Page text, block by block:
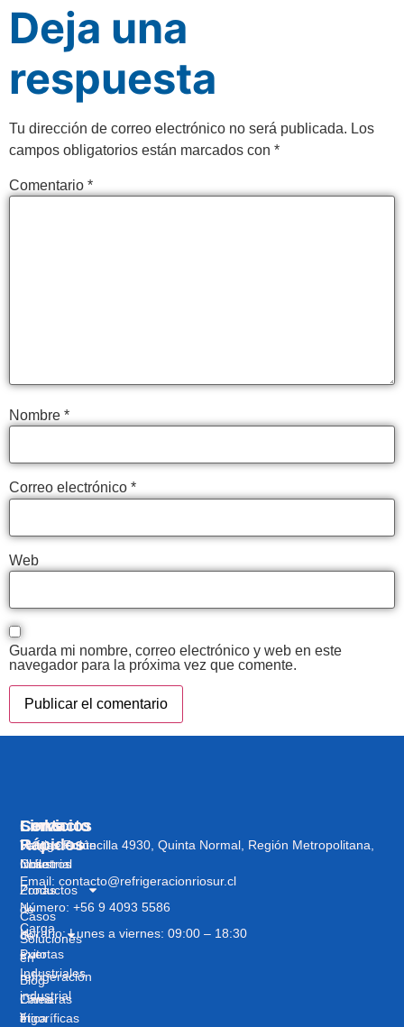
Deja una
respuesta
Tu dirección de correo electrónico no será publicada. Los
campos obligatorios están marcados con *
Comentario *
Nombre *
Correo electrónico *
Web
Guarda mi nombre, correo electrónico y web en este
navegador para la próxima vez que comente.
Soluciones
en
refrigeración
industrial
y
Servicios
Refrigeración
Industrial
Zonas
de
Carga
Puertas
Industriales
Cámaras
frigoríficas
Links
Rápidos
Nosotros
Productos
Casos
de
éxito
Blog
Línea
ética
Contacto
Vargas Fontecilla 4930, Quinta Normal, Región Metropolitana,
Chile
Email: contacto@refrigeracionriosur.cl
Número: +56 9 4093 5586
Horario: Lunes a viernes: 09:00 – 18:30